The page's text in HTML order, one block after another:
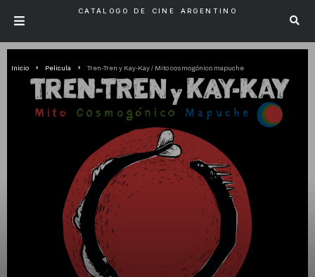
CATÁLOGO DE CINE ARGENTINO
Inicio Pelicula Tren-Tren y Kay-Kay / Mito cosmogónico mapuche